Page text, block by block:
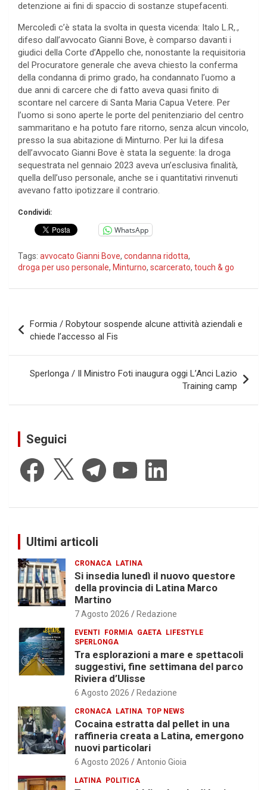
detenzione ai fini di spaccio di sostanze stupefacenti.
Mercoledì c’è stata la svolta in questa vicenda: Italo L.R,.,
difeso dall’avvocato Gianni Bove, è comparso davanti i
giudici della Corte d’Appello che, nonostante la requisitoria
del Procuratore generale che aveva chiesto la conferma
della condanna di primo grado, ha condannato l’uomo a
due anni di carcere che di fatto aveva quasi finito di
scontare nel carcere di Santa Maria Capua Vetere. Per
l’uomo si sono aperte le porte del penitenziario del centro
sammaritano e ha potuto fare ritorno, senza alcun vincolo,
presso la sua abitazione di Minturno. Per lui la difesa
dell’avvocato Gianni Bove è stata la seguente: la droga
sequestrata nel gennaio 2023 aveva un’esclusiva finalità,
quella dell’uso personale, anche se i quantitativi rinvenuti
avevano fatto ipotizzare il contrario.
Condividi:
WhatsApp
Tags: avvocato Gianni Bove, condanna ridotta,
droga per uso personale, Minturno, scarcerato, touch & go
articoli
Formia / Robytour sospende alcune attività aziendali e
chiede l’accesso al Fis
Sperlonga / Il Ministro Foti inaugura oggi L’Anci Lazio
Training camp
Seguici
Facebook Telegram YouTube LinkedIn
Ultimi articoli
CRONACA LATINA
Si insedia lunedì il nuovo questore
della provincia di Latina Marco
Martino
7 Agosto 2026 Redazione
EVENTI FORMIA GAETA LIFESTYLE
SPERLONGA
Tra esplorazioni a mare e spettacoli
suggestivi, fine settimana del parco
Riviera d’Ulisse
6 Agosto 2026 Redazione
CRONACA LATINA TOP NEWS
Cocaina estratta dal pellet in una
raffineria creata a Latina, emergono
nuovi particolari
6 Agosto 2026 Antonio Gioia
LATINA POLITICA